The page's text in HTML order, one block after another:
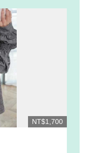
NT$1,700